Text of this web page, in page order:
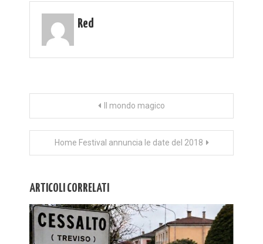
Red
articoli
Il mondo magico
Home Festival annuncia le date del 2018
ARTICOLI CORRELATI